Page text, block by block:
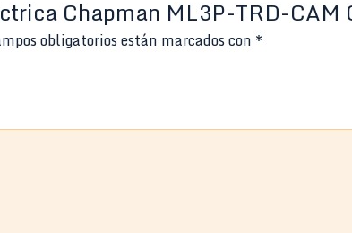
Chapman ML3P-TRD-
obligatorios están marcados con *